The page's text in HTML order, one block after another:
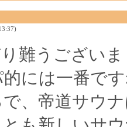
難うござい
的には一番で
、帝道サウ